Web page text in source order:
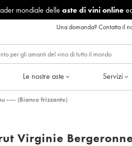
mondiale delle aste di vini online
Una domanda?Contatta il
Le nostre aste Servizi
---- (Bianco frizzante)
Virginie